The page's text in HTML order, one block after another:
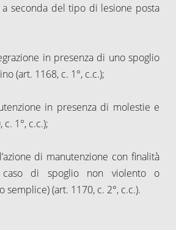
a seconda del tipo di lesione posta
in presenza di uno spoglio
(art. 1168, c. 1°, c.c.);
in presenza di molestie e
1°, c.c.);
di manutenzione con finalità
caso di spoglio non violento o
semplice) (art. 1170, c. 2°, c.c.).